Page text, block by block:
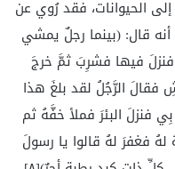
الحيوانات، فقد رُوي عن
أنه قال: (بينما رجلٌ يمشي
فيها فشرِبَ ثمَّ خرجَ
فقالَ الرَّجُلُ لقد بلغَ هذا
فنزلَ البئرَ فملأ خفَّهُ ثم
فغفرَ لهُ قالوا يا رسولَ